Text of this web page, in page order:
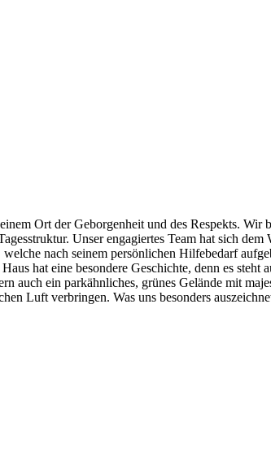
Ort der Geborgenheit und des Respekts. Wir
Unser engagiertes Team hat sich dem
nach seinem persönlichen Hilfebedarf
hat eine besondere Geschichte, denn es steht
auch ein parkähnliches, grünes Gelände mit
Luft verbringen. Was uns besonders